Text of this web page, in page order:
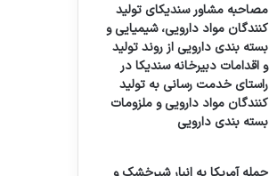
مصاحبه مشاور سندیکای تولید
کنندگان مواد دارویی، شیمیایی و
بسته بندی دارویی از روند تولید
و اقدامات دبیرخانه سندیکا در
راستای خدمت رسانی به تولید
کنندگان مواد دارویی و ملزومات
بسته بندی دارویی